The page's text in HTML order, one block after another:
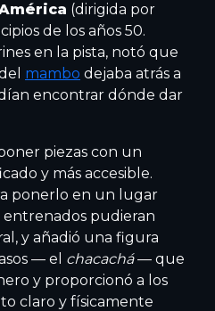
(dirigida por
de los años 50.
en la pista, notó que
mambo dejaba atrás a
encontrar dónde dar
piezas con un
y más accesible.
ponerlo en un lugar
entrenados pudieran
y añadió una figura
— el chacachá— que
y proporcionó a los
claro y físicamente